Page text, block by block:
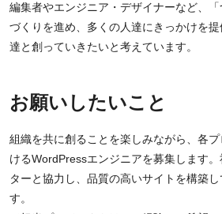
編集者やエンジニア・デザイナーなど、
づくりを進め、多くの人達にきっかけを
達と創っていきたいと考えています。
お願いしたいこと
組織を共に創ることを楽しみながら、各
けるWordPressエンジニアを募集します
ターと協力し、品質の高いサイトを構築
す。